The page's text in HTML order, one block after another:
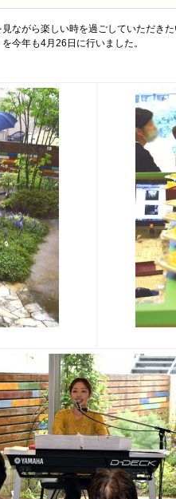
ながら楽しい時を過ごしていただき
今年も4月26日に行いました。